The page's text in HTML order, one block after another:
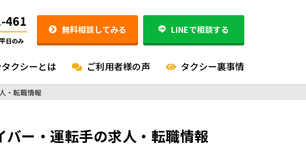
461
日のみ
無料相談してみる LINEで相談する
クシーとは ご利用者様の声 タクシー裏事情
・転職情報
ー・運転手の求人・転職情報